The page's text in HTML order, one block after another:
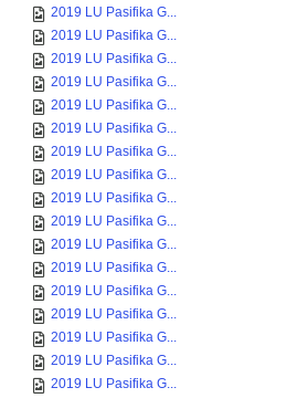
2019 LU Pasifika G...
2019 LU Pasifika G...
2019 LU Pasifika G...
2019 LU Pasifika G...
2019 LU Pasifika G...
2019 LU Pasifika G...
2019 LU Pasifika G...
2019 LU Pasifika G...
2019 LU Pasifika G...
2019 LU Pasifika G...
2019 LU Pasifika G...
2019 LU Pasifika G...
2019 LU Pasifika G...
2019 LU Pasifika G...
2019 LU Pasifika G...
2019 LU Pasifika G...
2019 LU Pasifika G...